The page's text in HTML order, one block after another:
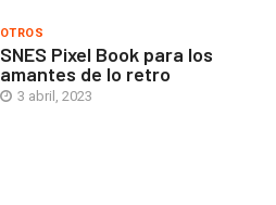
OTROS
SNES Pixel Book para los
amantes de lo retro
3 abril, 2023